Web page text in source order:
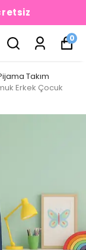
0
Takım
Erkek Çocuk